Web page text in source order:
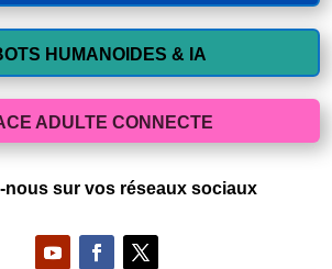
HUMANOIDES & IA
ADULTE CONNECTE
nous sur vos réseaux sociaux